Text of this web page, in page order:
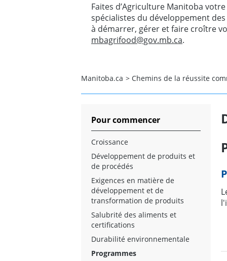
Faites d’Agriculture Manitoba
spécialistes du développement
à démarrer, gérer et faire croître
mbagrifood@gov.mb.ca.
Manitoba.ca > Chemins de la réussite
Pour commencer
Croissance
Développement de produits et
de procédés
Exigences en matière de
développement et de
transformation de produits
Salubrité des aliments et
certifications
Durabilité environnementale
Programmes